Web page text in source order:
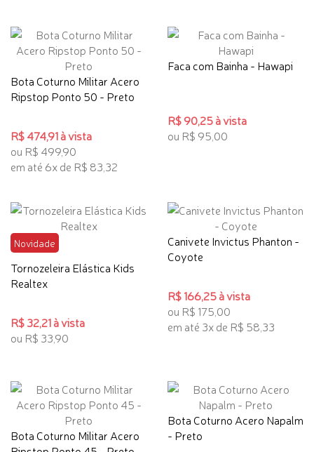
Bota Coturno Militar Acero
Ripstop Ponto 50 - Preto
R$ 474,91 à vista
ou R$ 499,90
em até 6x de R$ 83,32
Faca com Bainha - Hawapi
R$ 90,25 à vista
ou R$ 95,00
Novidade
Tornozeleira Elástica Kids
Realtex
R$ 32,21 à vista
ou R$ 33,90
Canivete Invictus Phanton -
Coyote
R$ 166,25 à vista
ou R$ 175,00
em até 3x de R$ 58,33
Bota Coturno Militar Acero
Bota Coturno Acero Napalm
- Preto